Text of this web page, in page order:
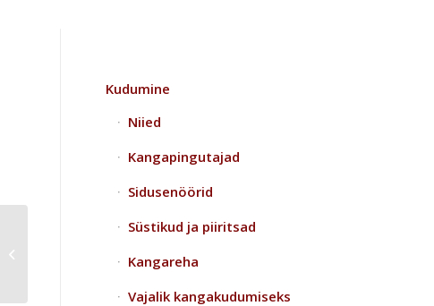
Kudumine
Niied
Kangapingutajad
Sidusenöörid
Süstikud ja piiritsad
Kangareha
Vajalik kangakudumiseks